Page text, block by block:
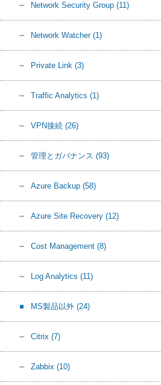
Network Security Group (11)
Network Watcher (1)
Private Link (3)
Traffic Analytics (1)
VPN接続 (26)
管理とガバナンス (93)
Azure Backup (58)
Azure Site Recovery (12)
Cost Management (8)
Log Analytics (11)
MS製品以外 (24)
Citrix (7)
Zabbix (10)